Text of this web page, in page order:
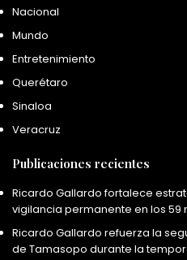
Nacional
Mundo
Entretenimiento
Querétaro
Sinaloa
Veracruz
Publicaciones recientes
Ricardo Gallardo fortalece
vigilancia permanente en los 59
Ricardo Gallardo refuerza la
de Tamasopo durante la